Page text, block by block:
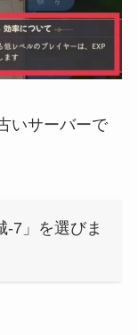
いサーバーで
-7」を選びま